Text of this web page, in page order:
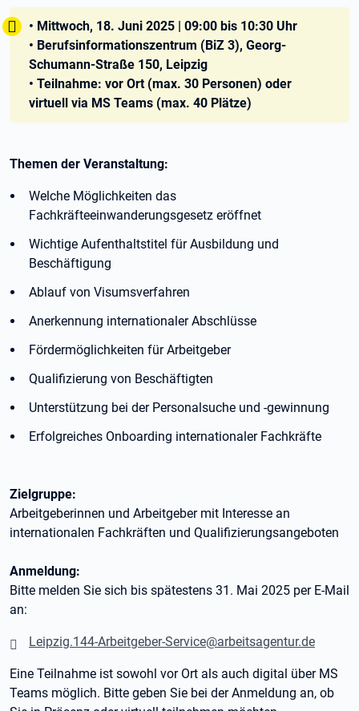
Tipp:
• Mittwoch, 18. Juni 2025 | 09:00 bis 10:30 Uhr
• Berufsinformationszentrum (BiZ 3), Georg-
Schumann-Straße 150, Leipzig
• Teilnahme: vor Ort (max. 30 Personen) oder
virtuell via MS Teams (max. 40 Plätze)
Themen der Veranstaltung:
Welche Möglichkeiten das
Fachkräfteeinwanderungsgesetz eröffnet
Wichtige Aufenthaltstitel für Ausbildung und
Beschäftigung
Ablauf von Visumsverfahren
Anerkennung internationaler Abschlüsse
Fördermöglichkeiten für Arbeitgeber
Qualifizierung von Beschäftigten
Unterstützung bei der Personalsuche und -gewinnung
Erfolgreiches Onboarding internationaler Fachkräfte
Zielgruppe:
Arbeitgeberinnen und Arbeitgeber mit Interesse an
internationalen Fachkräften und Qualifizierungsangeboten
Anmeldung:
Bitte melden Sie sich bis spätestens 31. Mai 2025 per E-Mail
an:
Leipzig.144-Arbeitgeber-Service@arbeitsagentur.de
Eine Teilnahme ist sowohl vor Ort als auch digital über MS
Teams möglich. Bitte geben Sie bei der Anmeldung an, ob